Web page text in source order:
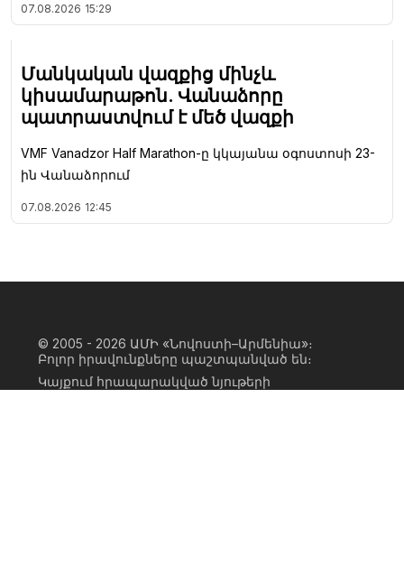
07.08.2026 15:29
Մանկական վազքից մինչև
կիսամարաթոն. Վանաձորը
պատրաստվում է մեծ վազքի
VMF Vanadzor Half Marathon-ը կկայանա օգոստոսի 23-
ին Վանաձորում
07.08.2026 12:45
© 2005 - 2026 ԱՄԻ «Նովոստի–Արմենիա»։
Բոլոր իրավունքները պաշտպանված են։
Կայքում հրապարակված նյութերի